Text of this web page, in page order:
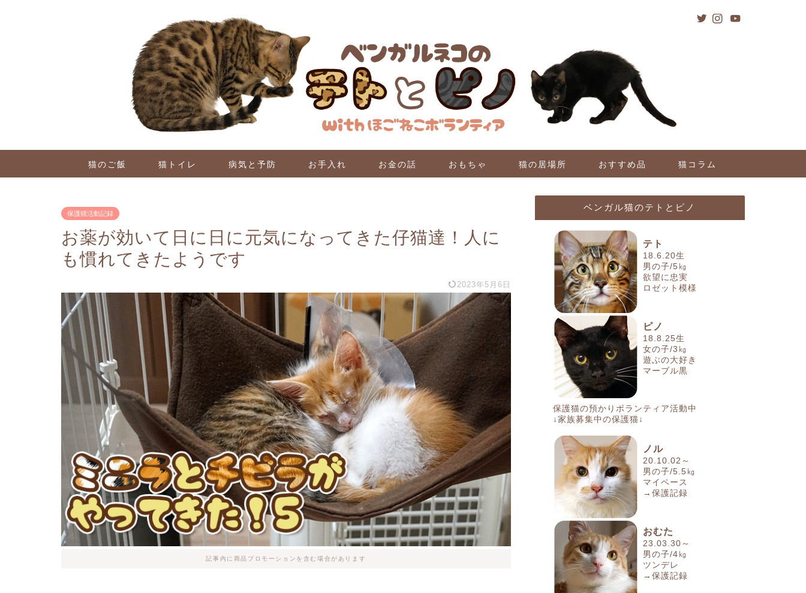
猫のご飯 猫トイレ 病気と予防 お手入れ お金の話 おもちゃ 猫の居場所 おすすめ品 猫コラム
保護猫活動記録
お薬が効いて日に日に元気になってきた仔猫達！人に
も慣れてきたようです
2023年5月6日
記事内に商品プロモーションを含む場合があります
ベンガル猫のテトとピノ
テト
18.6.20生
男の子/5㎏
欲望に忠実
ロゼット模様
ピノ
18.8.25生
女の子/3㎏
遊ぶの大好き
マーブル黒
保護猫の預かりボランティア活動中
↓家族募集中の保護猫↓
ノル
20.10.02～
男の子/5.5㎏
マイペース
→保護記録
おむた
23.03.30～
男の子/4㎏
ツンデレ
→保護記録